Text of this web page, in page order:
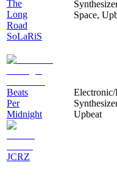
The
Long
Road
SoLaRiS
Space,
Beats
Per
Midnight
JCRZ
Electronic/
Upbeat